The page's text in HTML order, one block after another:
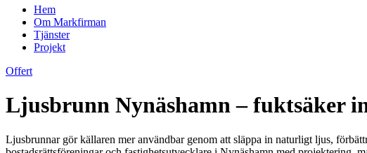
Hem
Om Markfirman
Tjänster
Projekt
Offert
Ljusbrunn Nynäshamn – fuktsäker
Ljusbrunnar gör källaren mer användbar genom att släppa in naturligt ljus,